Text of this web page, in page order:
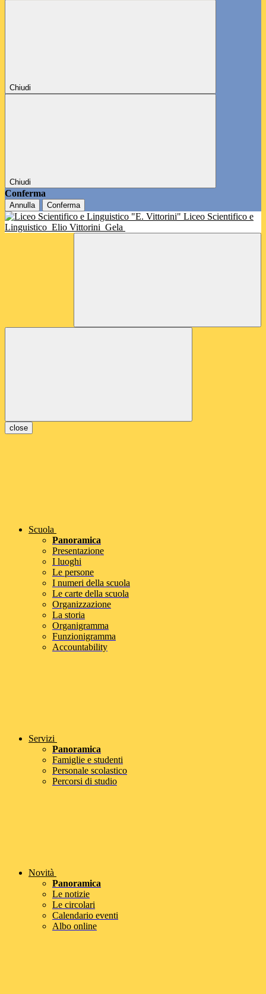
Chiudi
Chiudi
Conferma
Annulla Conferma
Liceo Scientifico e
Linguistico Elio Vittorini Gela
close
Scuola
Panoramica
Presentazione
I luoghi
Le persone
I numeri della scuola
Le carte della scuola
Organizzazione
La storia
Organigramma
Funzionigramma
Accountability
Servizi
Panoramica
Famiglie e studenti
Personale scolastico
Percorsi di studio
Novità
Panoramica
Le notizie
Le circolari
Calendario eventi
Albo online